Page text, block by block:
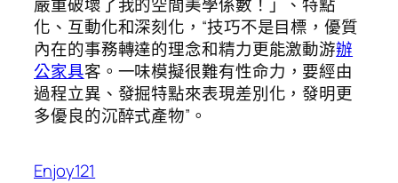
化、互動化和深刻化，“技巧不是目標，優質
內在的事務轉達的理念和精力更能激動游辦
公家具客。一味模擬很難有性命力，要經由
過程立異、發掘特點來表現差別化，發明更
多優良的沉醉式產物”。
Enjoy121